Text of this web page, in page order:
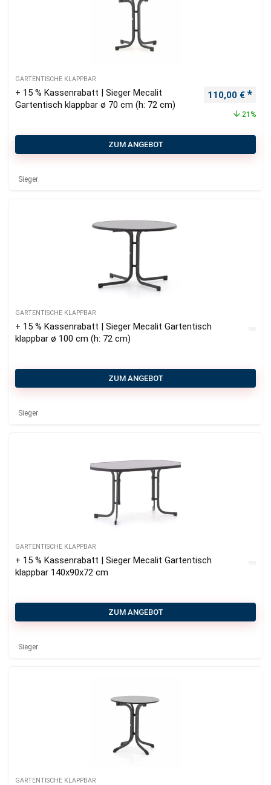
GARTENTISCHE KLAPPBAR
+ 15 % Kassenrabatt | Sieger Mecalit
Gartentisch klappbar ø 70 cm (h: 72 cm)
110,00 €
21%
ZUM ANGEBOT
Sieger
GARTENTISCHE KLAPPBAR
+ 15 % Kassenrabatt | Sieger Mecalit Gartentisch
klappbar ø 100 cm (h: 72 cm)
ZUM ANGEBOT
Sieger
GARTENTISCHE KLAPPBAR
+ 15 % Kassenrabatt | Sieger Mecalit Gartentisch
klappbar 140x90x72 cm
ZUM ANGEBOT
Sieger
GARTENTISCHE KLAPPBAR